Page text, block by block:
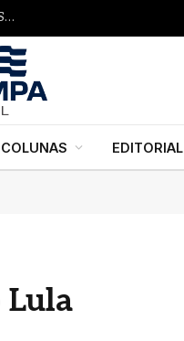
INCÊNDIO DE GRANDE PROPORÇÃO EM GALPÃO INDUSTRIAL ASSUSTA MORADORES E MOBILIZA BOMBEIROS EM ITAQUAQUECETUBA
COLUNAS EDITORIAL
Lula